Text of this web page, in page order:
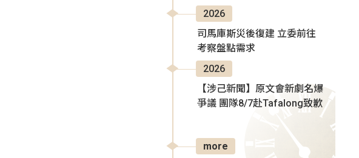
2026
司馬庫斯災後復建 立委前往
考察盤點需求
2026
【涉己新聞】原文會新劇名爆
爭議 團隊8/7赴Tafalong致歉
more